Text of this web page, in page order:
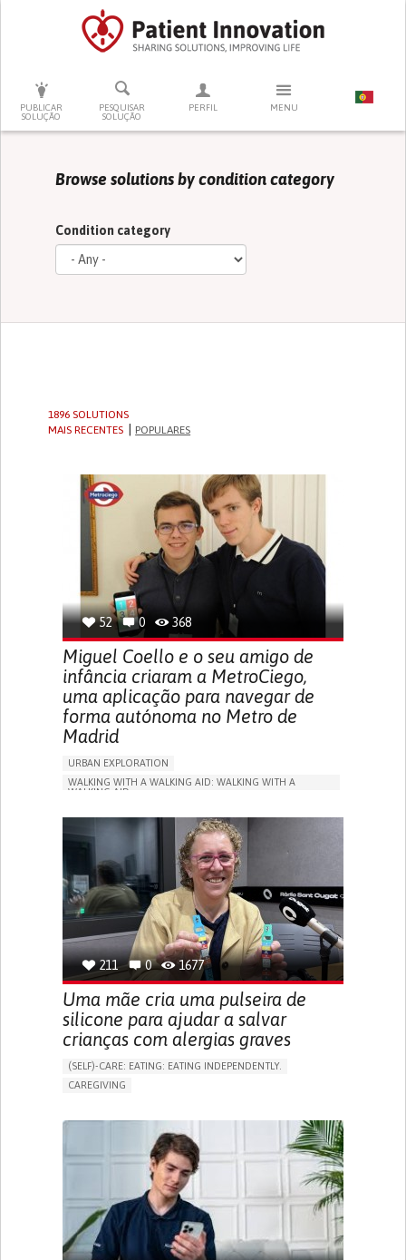
PUBLICAR
SOLUÇÃO
PESQUISAR
SOLUÇÃO
PERFIL MENU
PRESSIONE ENTER PARA PESQUISAR
Browse solutions by condition category
Condition category
1896 SOLUTIONS
MAIS RECENTES
POPULARES
52 0 368
Miguel Coello e o seu amigo de
infância criaram a MetroCiego,
uma aplicação para navegar de
forma autónoma no Metro de
Madrid
URBAN EXPLORATION
WALKING WITH A WALKING AID: WALKING WITH A
WALKING AID
APP (INCLUDING WHEN CONNECTED WITH WEARABLE)
ONLINE SERVICE
SOCIAL WITHDRAWAL OR ISOLATION
VISION PROBLEMS
PROMOTING INCLUSIVITY AND SOCIAL INTEGRATION
OPHTHALMOLOGY
SPAIN
211 0 1677
Uma mãe cria uma pulseira de
silicone para ajudar a salvar
crianças com alergias graves
(SELF)-CARE: EATING: EATING INDEPENDENTLY.
CAREGIVING
BODY-WORN SOLUTIONS (CLOTHING, ACCESSORIES,
SHOES, SENSORS...)
ALLEVIATING ALLERGIES
PREVENTING (VACCINATION, PROTECTION, FALLS,
RESEARCH/MAPPING)
CAREGIVING SUPPORT
IMMUNO-ALLERGOLOGY
SPAIN